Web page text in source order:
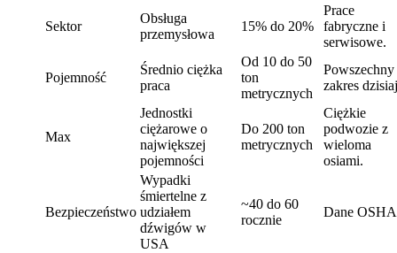
Sektor
Obsługa
przemysłowa
15% do 20%
Prace
fabryczne i
serwisowe.
Pojemność
Średnio ciężka
praca
Od 10 do 50
ton
metrycznych
Powszechny
zakres
Max
Jednostki
ciężarowe o
największej
pojemności
Do 200 ton
metrycznych
Ciężkie
podwozie z
wieloma
osiami.
Bezpieczeństwo
Wypadki
śmiertelne z
udziałem
dźwigów w
USA
~40 do 60
rocznie
Dane